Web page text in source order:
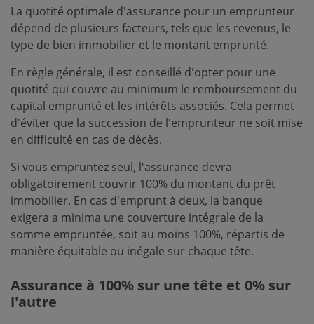
La quotité optimale d'assurance pour un emprunteur
dépend de plusieurs facteurs, tels que les revenus, le
type de bien immobilier et le montant emprunté.
En règle générale, il est conseillé d'opter pour une
quotité qui couvre au minimum le remboursement du
capital emprunté et les intérêts associés. Cela permet
d'éviter que la succession de l'emprunteur ne soit mise
en difficulté en cas de décès.
Si vous empruntez seul, l'assurance devra
obligatoirement couvrir 100% du montant du prêt
immobilier. En cas d'emprunt à deux, la banque
exigera a minima une couverture intégrale de la
somme empruntée, soit au moins 100%, répartis de
manière équitable ou inégale sur chaque tête.
Assurance à 100% sur une tête et 0% sur
l'autre